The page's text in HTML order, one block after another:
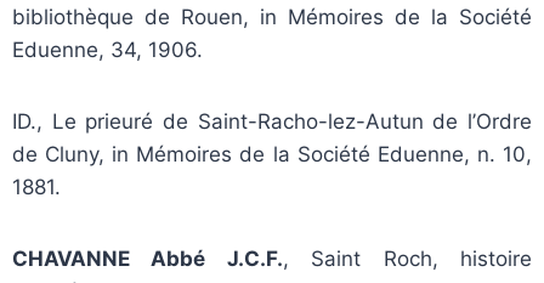
bibliothèque de Rouen, in Mémoires de la Société
Eduenne, 34, 1906.
ID., Le prieuré de Saint-Racho-lez-Autun de l’Ordre
de Cluny, in Mémoires de la Société Eduenne, n. 10,
1881.
CHAVANNE Abbé J.C.F., Saint Roch, histoire